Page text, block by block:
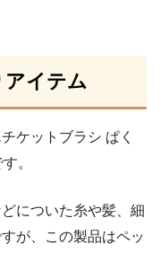
イテム
ケットブラシ ぱく
。
についた糸や髪、細
が、この製品はペッ